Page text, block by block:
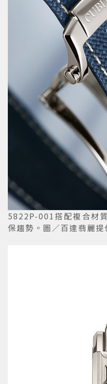
5822P-001搭配複合材
保趨勢。圖／百達翡麗提